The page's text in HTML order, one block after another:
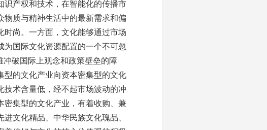
识产权和技术，在智能化的传播市
质与精神生活中的最新需求和偏
尚。一方面，文化能够通过市场
国际文化资源配置的一个不可忽
冲破国际上观念和政策壁垒的障
型的文化产业向资本密集型的文化
技术含量低，经不起市场波动的冲
密集型的文化产业，有着收购、兼
文化精品、中华民族文化瑰品、